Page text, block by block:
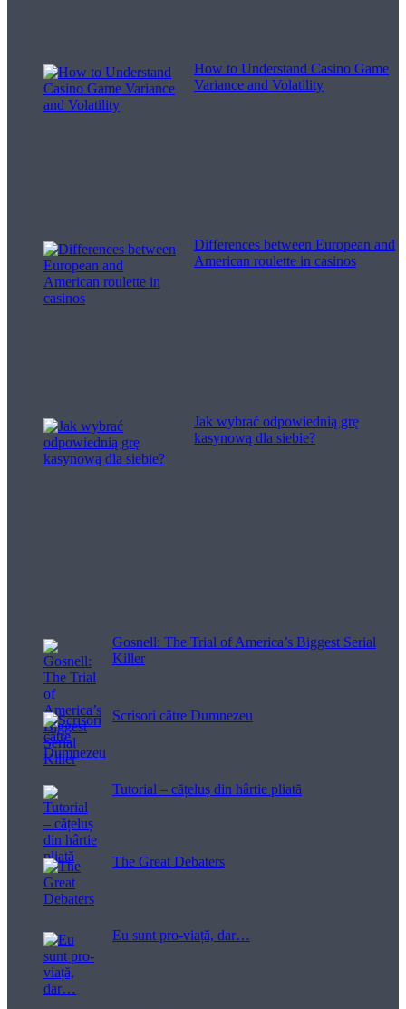
How to Understand Casino Game
Variance and Volatility
Differences between European and
American roulette in casinos
Jak wybrać odpowiednią grę
kasynową dla siebie?
Gosnell: The Trial of America’s Biggest Serial
Killer
Scrisori către Dumnezeu
Tutorial – cățeluș din hârtie pliată
The Great Debaters
Eu sunt pro-viață, dar…